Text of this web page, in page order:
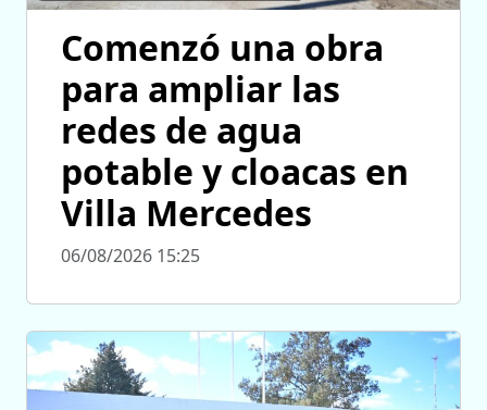
Comenzó una obra
para ampliar las
redes de agua
potable y cloacas en
Villa Mercedes
06/08/2026 15:25